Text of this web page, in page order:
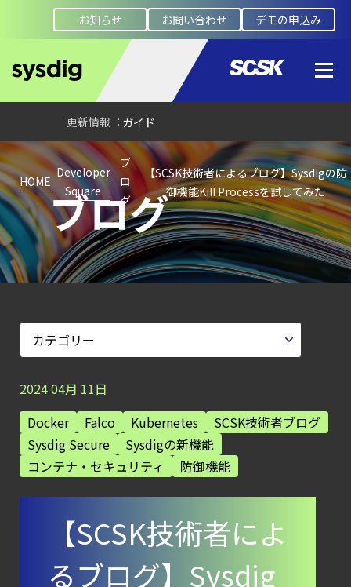
お知らせ お問い合わせ デモの申込み
モデルの破壊を目的としたランサムウェアを
【ブログ】CISO
のための Headless
Cloud Security
ガイド
【ブログ】
AWS/GCP
標準ツールでは守れない？
Falco を超える
Sysdig Secure
によるセキュリティの新常識
コンテナの統合セキュリティ強化
第4回： Sysdig・
Illumio連携における自動隔離検証
―
検知イベント取り扱いの課題と解消策
【お知らせ】
【ブログ】
攻撃者視点でクラウドの弱点を可視化する新
ブログ
HOME
Developer
Square
ブ
ロ
グ
【SCSK技術者によるブログ】Sysdigの防
御機能Kill Processを試してみた
202404月 11日
Docker
Falco Kubernetes
SCSK技術者ブログ
Sysdig Secure
Sysdigの新機能
コンテナ・セキュリティ
防御機能
【SCSK技術者によ
るブログ】Sysdig